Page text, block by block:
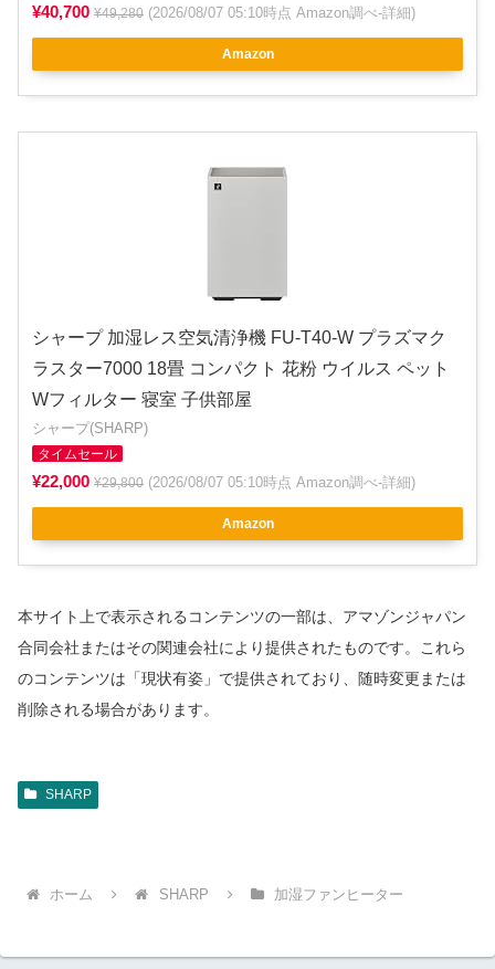
¥40,700 ¥49,280 (2026/08/07 05:10時点 Amazon調べ-詳細)
Amazon
シャープ 加湿レス空気清浄機 FU-T40-W プラズマク
ラスター7000 18畳 コンパクト 花粉 ウイルス ペット
Wフィルター 寝室 子供部屋
シャープ(SHARP)
タイムセール
¥22,000 ¥29,800 (2026/08/07 05:10時点 Amazon調べ-詳細)
Amazon
本サイト上で表示されるコンテンツの一部は、アマゾンジャパン
合同会社またはその関連会社により提供されたものです。これら
のコンテンツは「現状有姿」で提供されており、随時変更または
削除される場合があります。
SHARP
ホーム SHARP 加湿ファンヒーター